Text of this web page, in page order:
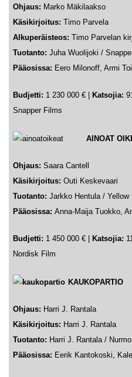
Ohjaus: Marko Mäkilaakso
Käsikirjoitus: Timo Parvela
Alkuperäisteos: Timo Parvelan
Tuotanto: Juha Wuolijoki /
Pääosissa: Eero Milonoff, Armi
Budjetti: 1 230 000 € Katsojia:
Snapper Films
AINOAT
Ohjaus: Saara Cantell
Käsikirjoitus: Outi Keskevaari
Tuotanto: Jarkko Hentula /
Pääosissa: Anna-Maija Tuokko,
Budjetti: 1 450 000 € Katsojia:
Nordisk Film
KAUKOPARTIO
Ohjaus: Harri J. Rantala
Käsikirjoitus: Harri J. Rantala
Tuotanto: Harri J. Rantala /
Pääosissa: Eerik Kantokoski,